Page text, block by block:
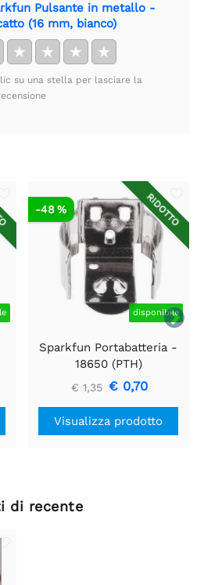
Pulsante in metallo -
(16 mm, bianco)
★ ★ ★ ★
su una stella per lasciare la

RIDOTTO
disponibile
-48 %
Sparkfun Portabatteria -
18650 (PTH)
€ 1,35 € 0,70
Visualizza prodotto
di recente